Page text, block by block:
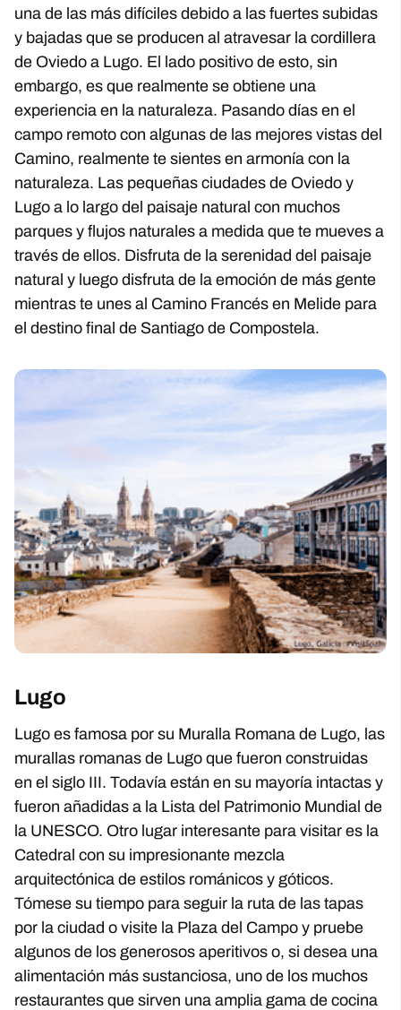
una de las más difíciles debido a las fuertes subidas
y bajadas que se producen al atravesar la cordillera
de Oviedo a Lugo. El lado positivo de esto, sin
embargo, es que realmente se obtiene una
experiencia en la naturaleza. Pasando días en el
campo remoto con algunas de las mejores vistas del
Camino, realmente te sientes en armonía con la
naturaleza. Las pequeñas ciudades de Oviedo y
Lugo a lo largo del paisaje natural con muchos
parques y flujos naturales a medida que te mueves a
través de ellos. Disfruta de la serenidad del paisaje
natural y luego disfruta de la emoción de más gente
mientras te unes al Camino Francés en Melide para
el destino final de Santiago de Compostela.
Lugo
Lugo es famosa por su Muralla Romana de Lugo, las
murallas romanas de Lugo que fueron construidas
en el siglo III. Todavía están en su mayoría intactas y
fueron añadidas a la Lista del Patrimonio Mundial de
la UNESCO. Otro lugar interesante para visitar es la
Catedral con su impresionante mezcla
arquitectónica de estilos románicos y góticos.
Tómese su tiempo para seguir la ruta de las tapas
por la ciudad o visite la Plaza del Campo y pruebe
algunos de los generosos aperitivos o, si desea una
alimentación más sustanciosa, uno de los muchos
restaurantes que sirven una amplia gama de cocina